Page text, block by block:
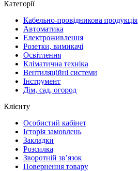
Категорії
Кабельно-провідникова продукція
Автоматика
Електроживлення
Розетки, вимикачі
Освітлення
Кліматична техніка
Вентиляційні системи
Інструмент
Дім, сад, огород
Клієнту
Особистий кабінет
Історія замовлень
Закладки
Розсилка
Зворотній зв’язок
Повернення товару